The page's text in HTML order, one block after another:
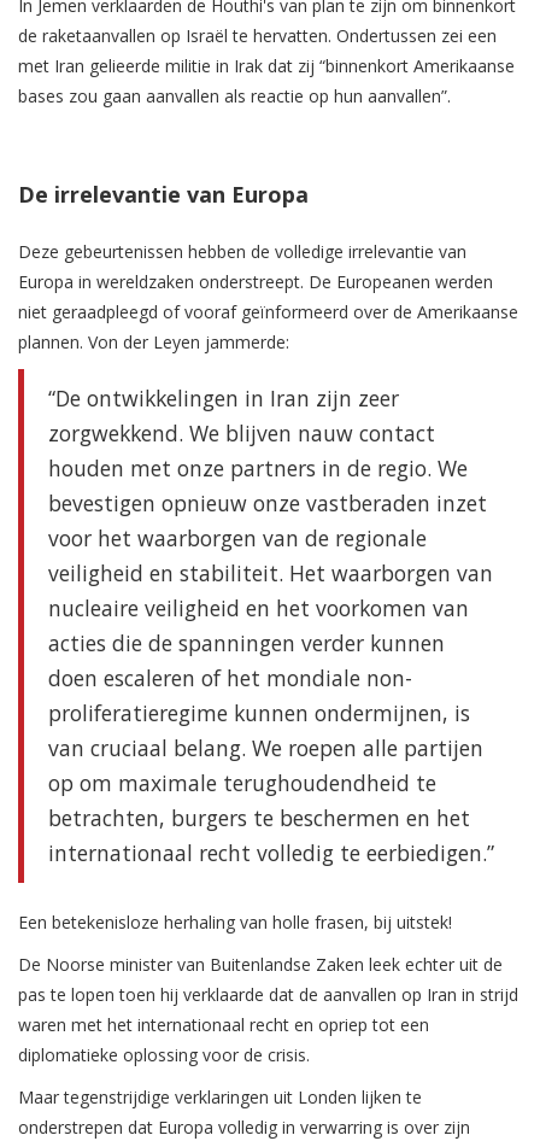
In Jemen verklaarden de Houthi's van plan te zijn om binnenkort
de raketaanvallen op Israël te hervatten. Ondertussen zei een
met Iran gelieerde militie in Irak dat zij “binnenkort Amerikaanse
bases zou gaan aanvallen als reactie op hun aanvallen”.
De irrelevantie van Europa
Deze gebeurtenissen hebben de volledige irrelevantie van
Europa in wereldzaken onderstreept. De Europeanen werden
niet geraadpleegd of vooraf geïnformeerd over de Amerikaanse
plannen. Von der Leyen jammerde:
“De ontwikkelingen in Iran zijn zeer
zorgwekkend. We blijven nauw contact
houden met onze partners in de regio. We
bevestigen opnieuw onze vastberaden inzet
voor het waarborgen van de regionale
veiligheid en stabiliteit. Het waarborgen van
nucleaire veiligheid en het voorkomen van
acties die de spanningen verder kunnen
doen escaleren of het mondiale non-
proliferatieregime kunnen ondermijnen, is
van cruciaal belang. We roepen alle partijen
op om maximale terughoudendheid te
betrachten, burgers te beschermen en het
internationaal recht volledig te eerbiedigen.”
Een betekenisloze herhaling van holle frasen, bij uitstek!
De Noorse minister van Buitenlandse Zaken leek echter uit de
pas te lopen toen hij verklaarde dat de aanvallen op Iran in strijd
waren met het internationaal recht en opriep tot een
diplomatieke oplossing voor de crisis.
Maar tegenstrijdige verklaringen uit Londen lijken te
onderstrepen dat Europa volledig in verwarring is over zijn